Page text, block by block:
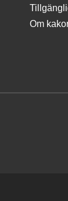
Om